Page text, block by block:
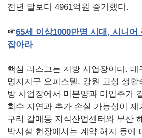
전년 말보다 4961억원 증가했다.
☞65세 이상1000만명 시대 , 시니어
잡아라
핵심 리스크는 지방 사업장이다. 대
명지지구 오피스텔, 강원 고성 생활
방 사업장에서 미분양과 미입주가
회수 지연과 추가 손실 가능성이 제
구리 갈매동 지식산업센터와 부산
박시설 현장에서는 계약 해지 등에